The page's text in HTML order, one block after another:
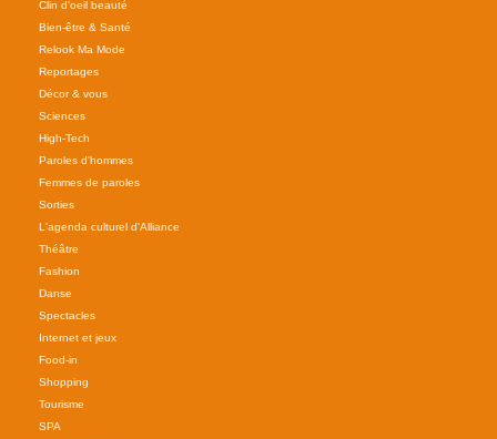
Clin d'oeil beauté
Bien-être & Santé
Relook Ma Mode
Reportages
Décor & vous
Sciences
High-Tech
Paroles d'hommes
Femmes de paroles
Sorties
L'agenda culturel d'Alliance
Théâtre
Fashion
Danse
Spectacles
Internet et jeux
Food-in
Shopping
Tourisme
SPA